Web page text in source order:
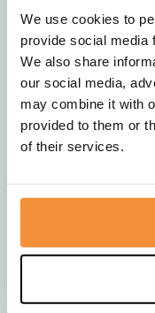
We use cookies to
provide social media
We also share
our social media,
may combine it with
provided to them or
of their services.
4 jaar geleden
Lieve Ais, Alfaris
vandaag een mooi
en met veel mooie
4 jaar geleden
met het heen gaan
bericht zo
ik denk aan Ietje,